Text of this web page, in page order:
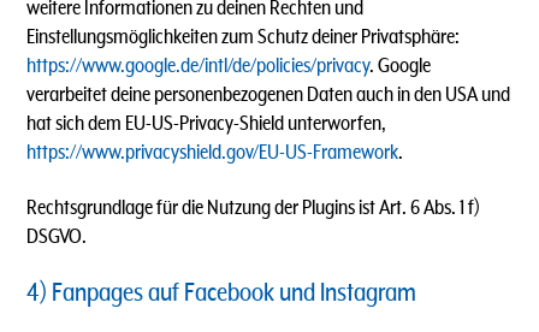
weitere Informationen zu deinen Rechten und
Einstellungsmöglichkeiten zum Schutz deiner Privatsphäre:
https://www.google.de/intl/de/policies/privacy. Google
verarbeitet deine personenbezogenen Daten auch in den USA und
hat sich dem EU-US-Privacy-Shield unterworfen,
https://www.privacyshield.gov/EU-US-Framework.
Rechtsgrundlage für die Nutzung der Plugins ist Art. 6 Abs. 1 f)
DSGVO.
4) Fanpages auf Facebook und Instagram